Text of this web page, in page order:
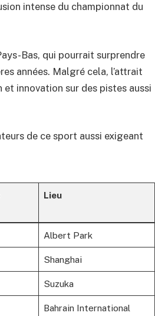
intense du championnat du
Bas, qui pourrait surprendre
années. Malgré cela, l’attrait
innovation sur des pistes aussi
de ce sport aussi exigeant
Lieu
Albert Park
Shanghai
Suzuka
Bahrain International